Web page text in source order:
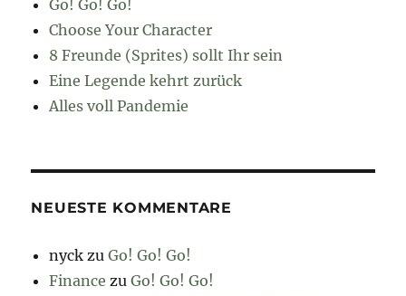
Go! Go! Go!
Choose Your Character
8 Freunde (Sprites) sollt Ihr sein
Eine Legende kehrt zurück
Alles voll Pandemie
NEUESTE KOMMENTARE
nyck zuGo! Go! Go!
Finance zuGo! Go! Go!